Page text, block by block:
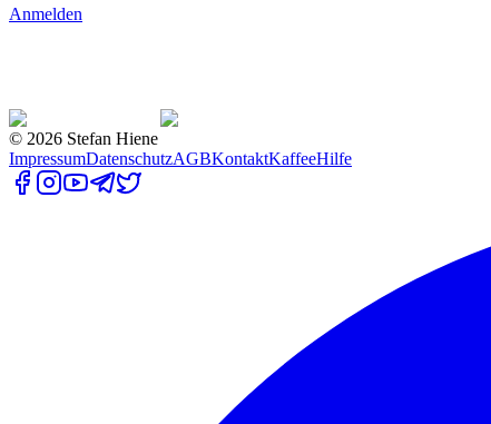
Anmelden
© 2026 Stefan Hiene
ImpressumDatenschutzAGBKontaktKaffeeHilfe